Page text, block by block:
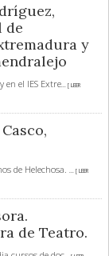
de
y
en el IES Extre... [ LEER
de Helechosa.
... [ LEER
de Teatro.